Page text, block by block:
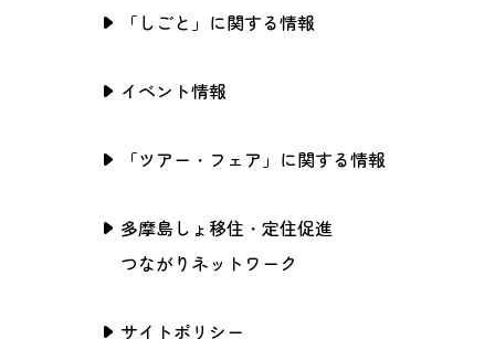
「しごと」に関する情報
イベント情報
「ツアー・フェア」に関する情報
多摩島しょ移住・定住促進
つながりネットワーク
サイトポリシー